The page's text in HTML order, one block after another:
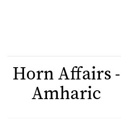
Horn Affairs -
Amharic